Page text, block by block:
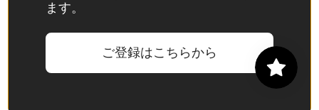
スバ
島・
ます。
ご登録はこちらから